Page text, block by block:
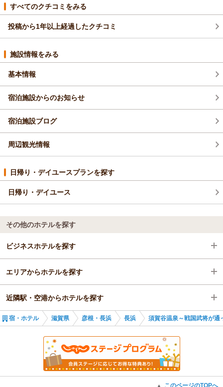
一品を美味しくお召し上がりいただき、「滋賀の味覚を存分に
堪能できた」とのお言葉は、調理スタッフにとって何よりの励
みです。
一方で、ダブルベッドの構造につきまして、マットの境目が気
より快適にお休みいただけるよう、ご提案いただいたパッド等
す。
「全体的に満足」「また利用したい」とのお言葉を胸に、次回
も変わらぬ心地よさと、より快適な滞在をご提供できるよう努
めてまいります。
この度は誠にありがとうございました。またのお越しを心より
付けの懐石料理を美味しくお召し上がりいただき、大変うれし
く存じます。
一方で、お部屋の襖の破れにつきましては、ご滞在中に残念な
思いをお掛けし、申し訳ございませんでした。頂戴したご指摘
小谷城跡のご見学に便利な立地としてお役に立てましたこと
も、何よりでございます。
歴史あるこの地とともに、より快適にお過ごしいただける宿を
この度は誠にありがとうございました。
また機会がございましたら、ぜひお越しくださいませ。
すべてのクチコミをみる
投稿から1年以上経過したクチコミ
施設情報をみる
基本情報
宿泊施設からのお知らせ
宿泊施設ブログ
周辺観光情報
日帰り・デイユースプランを探す
日帰り・デイユース
その他のホテルを探す
ビジネスホテルを探す
滋賀県
彦根・長浜
長浜
エリアからホテルを探す
滋賀県
彦根・長浜
近隣駅・空港からホテルを探す
河毛駅
長浜駅
宿・ホテル 滋賀県 彦根・長浜 長浜 須賀谷温泉～戦国武将が通
▲ このページのTOPへ